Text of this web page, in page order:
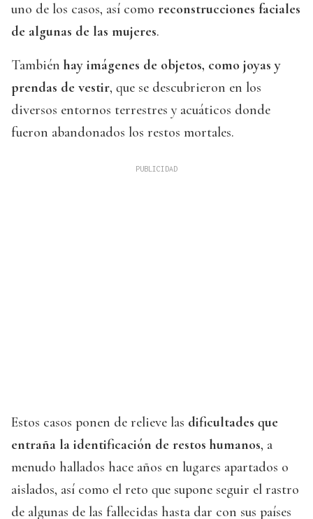
uno de los casos, así como reconstrucciones faciales
de algunas de las mujeres.
También hay imágenes de objetos, como joyas y
prendas de vestir, que se descubrieron en los
diversos entornos terrestres y acuáticos donde
fueron abandonados los restos mortales.
Estos casos ponen de relieve las dificultades que
entraña la identificación de restos humanos, a
menudo hallados hace años en lugares apartados o
aislados, así como el reto que supone seguir el rastro
de algunas de las fallecidas hasta dar con sus países